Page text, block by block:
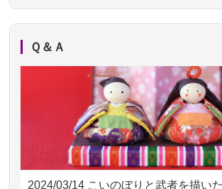
2026/08/03 21:17 愛知県の方からお
2026/08/02 18:47
2026/08/02 11:15 千葉県の方からお申
2026/08/02 10:39 神奈川の方からお申
2026/08/02 09:15 神奈川の方からお申
2026/08/02 06:46 相模原の方からお申
えるのですが、...
NEW
お人形の仕分けな
様子から、大切...
2026/07/25供養の内容（料金や送り方
も丁寧に説...
Ｑ＆Ａ
2024/03/14 こいのぼりと武者を描い